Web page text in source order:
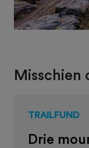
Misschien
TRAILFUND
Drie